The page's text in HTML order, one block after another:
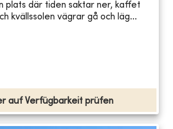
plats där tiden saktar ner, kaffet
kvällssolen vägrar gå och läg...
auf Verfügbarkeit prüfen